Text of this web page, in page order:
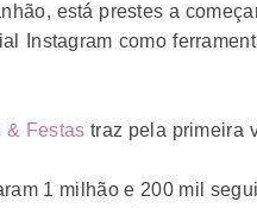
está prestes a
Instagram como
& Festas traz pela primeira
1 milhão e 200 mil